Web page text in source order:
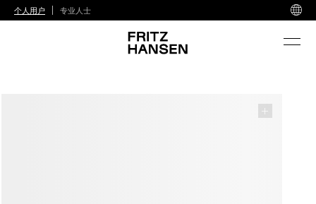
个人用户 专业人士